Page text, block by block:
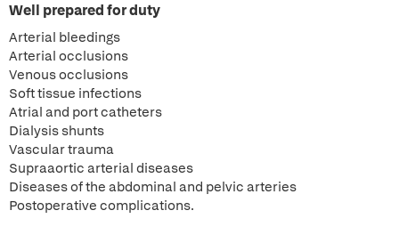
Well prepared for duty
Arterial bleedings
Arterial occlusions
Venous occlusions
Soft tissue infections
Atrial and port catheters
Dialysis shunts
Vascular trauma
Supraaortic arterial diseases
Diseases of the abdominal and pelvic arteries
Postoperative complications.